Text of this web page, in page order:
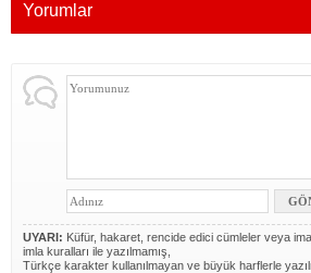
Yorumlar
UYARI: Küfür, hakaret, rencide edici cümleler veya
imla kuralları ile yazılmamış,
Türkçe karakter kullanılmayan ve büyük harflerle